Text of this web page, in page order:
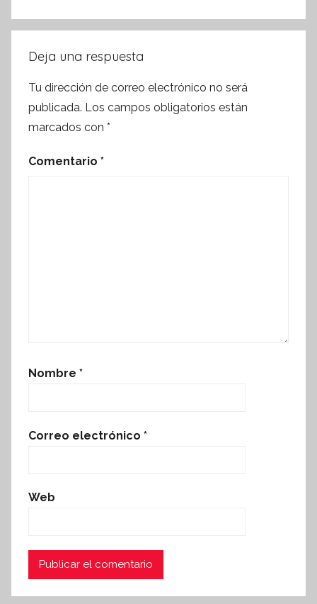
Deja una respuesta
Tu dirección de correo electrónico no será
publicada. Los campos obligatorios están
marcados con *
Comentario *
Nombre *
Correo electrónico *
Web